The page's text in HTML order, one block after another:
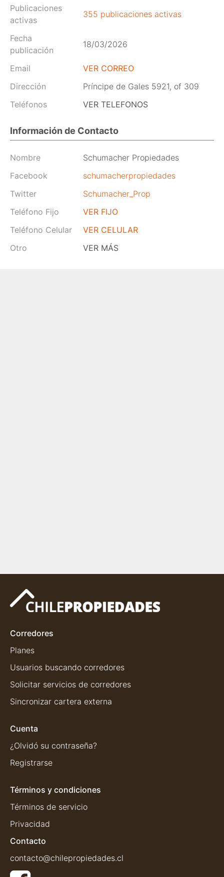
Publicaciones
activas
355 publicaciones activas
Fecha
publicación
18/03/2026
Email
VER CORREO
Dirección
Príncipe de Gales 5921, of 309
Teléfonos
VER TELEFONOS
Información de Contacto
Nombre
Schumacher Propiedades
Facebook
schumacherpropiedades
Twitter
Schumacher_Prop
Teléfono Fijo
VER FIJO
Teléfono Celular
VER CELULAR
Otro
VER MÁS
Corredores
Planes
Usuarios buscando corredores
Solicitar servicios de corredores
Sincronizar cartera externa
Cuenta
¿Olvidó su contraseña?
Registrarse
Términos y condiciones
Términos de servicio
Privacidad
Contacto
contacto@chilepropiedades.cl